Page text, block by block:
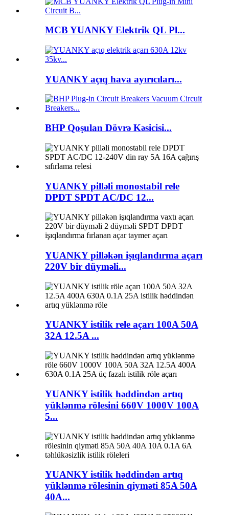
MCB YUANKY Elektrik QL Pl...
YUANKY açıq hava ayırıcıları...
BHP Qoşulan Dövrə Kəsicisi...
YUANKY pilləli monostabil rele
DPDT SPDT AC/DC 12...
YUANKY pilləkən işıqlandırma açarı
220V bir düyməli...
YUANKY istilik rele açarı 100A 50A
32A 12.5A ...
YUANKY istilik həddindən artıq
yüklənmə rölesini 660V 1000V 100A
5...
YUANKY istilik həddindən artıq
yüklənmə rölesinin qiyməti 85A 50A
40A...